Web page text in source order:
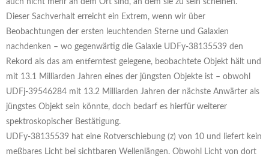
auch nicht mehr an dem Ort sind, an dem sie zu sein scheinen.
Dieser Sachverhalt erreicht ein Extrem, wenn wir über
Beobachtungen der ersten leuchtenden Sterne und Galaxien
nachdenken – wo gegenwärtig die Galaxie UDFy-38135539 den
Rekord als das am entferntest gelegene, beobachtete Objekt hält und
mit 13.1 Milliarden Jahren eines der jüngsten Objekte ist – obwohl
UDFj-39546284 mit 13.2 Milliarden Jahren der nächste Anwärter als
jüngstes Objekt sein könnte, doch bedarf es hierfür weiterer
spektroskopischer Bestätigung.
UDFy-38135539 hat eine Rotverschiebung (z) von 10 und liefert kein
meßbares Licht bei sichtbaren Wellenlängen. Obwohl Licht von dort